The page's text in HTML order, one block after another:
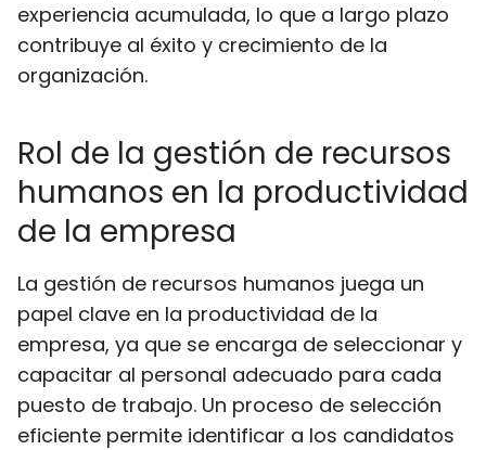
experiencia acumulada, lo que a largo plazo
contribuye al éxito y crecimiento de la
organización.
Rol de la gestión de recursos
humanos en la productividad
de la empresa
La gestión de recursos humanos juega un
papel clave en la productividad de la
empresa, ya que se encarga de seleccionar y
capacitar al personal adecuado para cada
puesto de trabajo. Un proceso de selección
eficiente permite identificar a los candidatos